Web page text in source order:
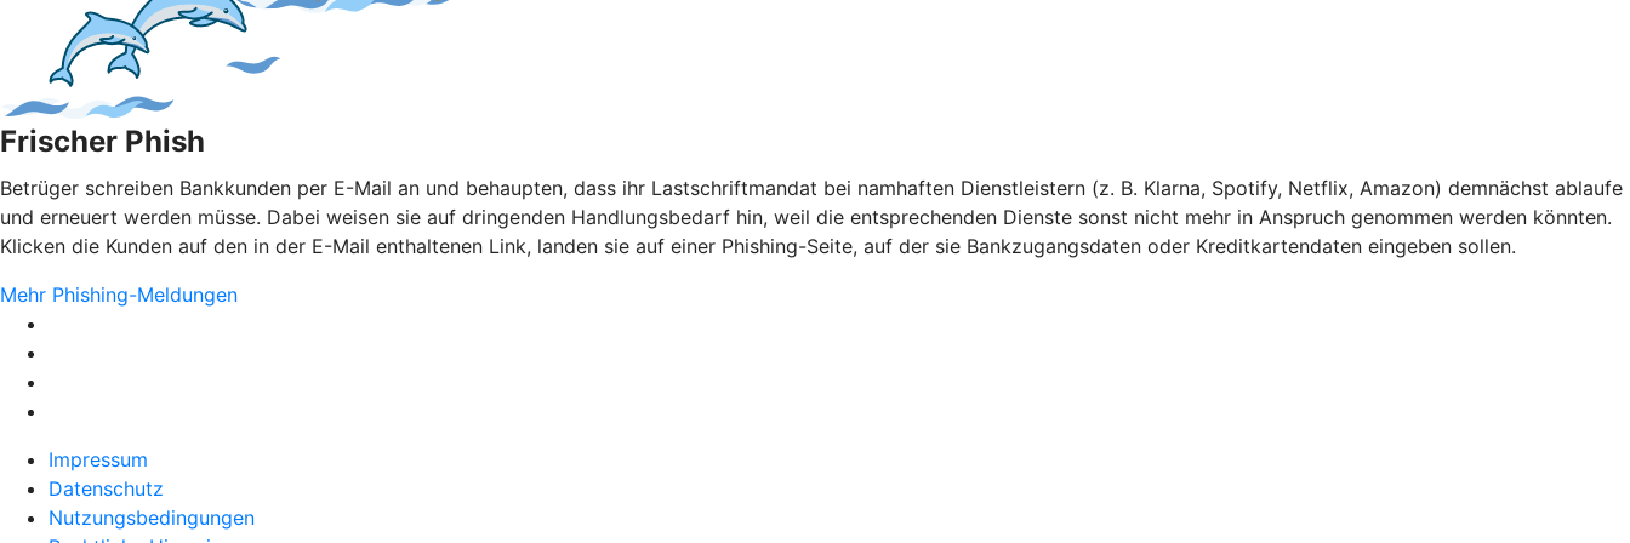
Frischer Phish
Betrüger schreiben Bankkunden per E-Mail an und behaupten, dass ihr Lastschriftmandat bei namhaften Dienstleistern (z. B. Klarna, Spotify, Netflix, Amazon) demnächst ablaufe
und erneuert werden müsse. Dabei weisen sie auf dringenden Handlungsbedarf hin, weil die entsprechenden Dienste sonst nicht mehr in Anspruch genommen werden könnten.
Klicken die Kunden auf den in der E-Mail enthaltenen Link, landen sie auf einer Phishing-Seite, auf der sie Bankzugangsdaten oder Kreditkartendaten eingeben sollen.
Mehr Phishing-Meldungen
Impressum
Datenschutz
Nutzungsbedingungen